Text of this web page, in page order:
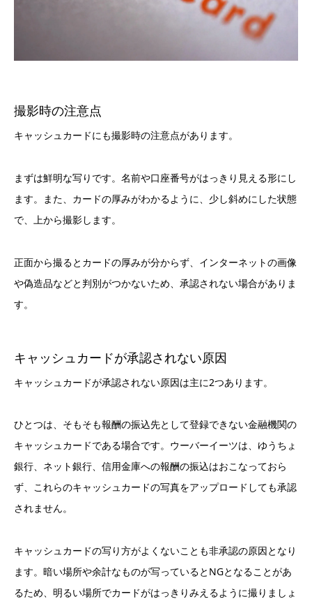
撮影時の注意点
キャッシュカードにも撮影時の注意点があります。
まずは鮮明な写りです。名前や口座番号がはっきり見える形にし
ます。また、カードの厚みがわかるように、少し斜めにした状態
で、上から撮影します。
正面から撮るとカードの厚みが分からず、インターネットの画像
や偽造品などと判別がつかないため、承認されない場合がありま
す。
キャッシュカードが承認されない原因
キャッシュカードが承認されない原因は主に2つあります。
ひとつは、そもそも報酬の振込先として登録できない金融機関の
キャッシュカードである場合です。ウーバーイーツは、ゆうちょ
銀行、ネット銀行、信用金庫への報酬の振込はおこなっておら
ず、これらのキャッシュカードの写真をアップロードしても承認
されません。
キャッシュカードの写り方がよくないことも非承認の原因となり
ます。暗い場所や余計なものが写っているとNGとなることがあ
るため、明るい場所でカードがはっきりみえるように撮りましょ